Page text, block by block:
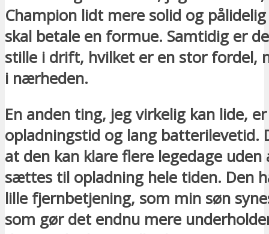
Champion lidt mere solid og
skal betale en formue. Samtidig er
stille i drift, hvilket er en stor fordel,
i nærheden.
En anden ting, jeg virkelig kan lide,
opladningstid og lang batterilevetid.
at den kan klare flere legedage uden
sættes til opladning hele tiden. Den
lille fjernbetjening, som min søn
som gør det endnu mere